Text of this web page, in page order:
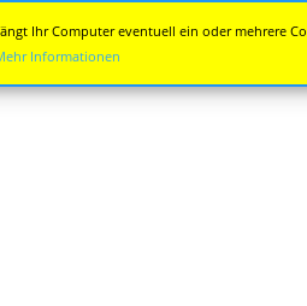
Ihr Computer eventuell ein oder mehrere
Informationen